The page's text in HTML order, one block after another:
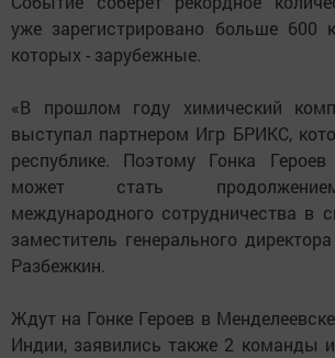
уже зарегистрировано больше 600
которых - зарубежные.
«В прошлом году химический
выступал партнером Игр БРИКС,
республике. Поэтому Гонка
может стать
международного сотрудничества в
заместитель генерального
Разбежкин.
Ждут на Гонке Героев в
Индии, заявились также 2 команды